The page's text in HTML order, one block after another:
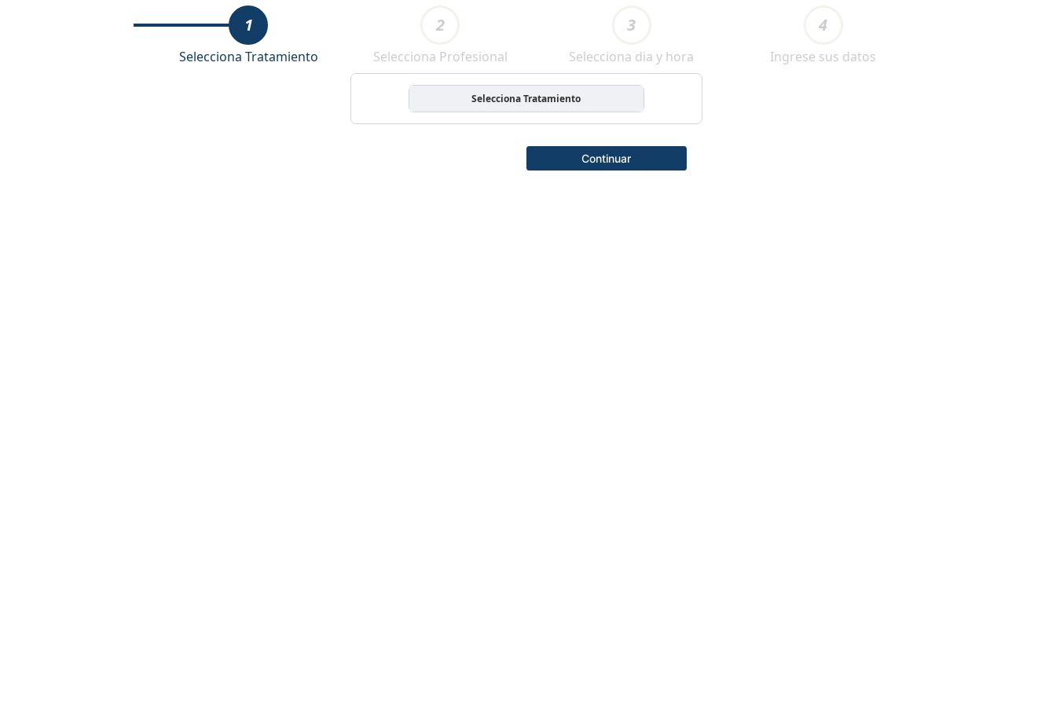
1
Selecciona Tratamiento
2
Selecciona Profesional
3
Selecciona dia y hora
4
Ingrese sus datos
Selecciona Tratamiento
Continuar